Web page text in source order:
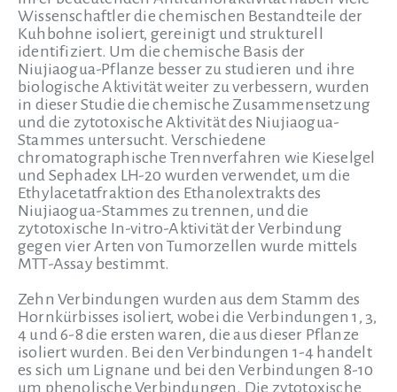
Wissenschaftler die chemischen Bestandteile der
Kuhbohne isoliert, gereinigt und strukturell
identifiziert. Um die chemische Basis der
Niujiaogua-Pflanze besser zu studieren und ihre
biologische Aktivität weiter zu verbessern, wurden
in dieser Studie die chemische Zusammensetzung
und die zytotoxische Aktivität des Niujiaogua-
Stammes untersucht. Verschiedene
chromatographische Trennverfahren wie Kieselgel
und Sephadex LH-20 wurden verwendet, um die
Ethylacetatfraktion des Ethanolextrakts des
Niujiaogua-Stammes zu trennen, und die
zytotoxische In-vitro-Aktivität der Verbindung
gegen vier Arten von Tumorzellen wurde mittels
MTT-Assay bestimmt.
Zehn Verbindungen wurden aus dem Stamm des
Hornkürbisses isoliert, wobei die Verbindungen 1, 3,
4 und 6-8 die ersten waren, die aus dieser Pflanze
isoliert wurden. Bei den Verbindungen 1-4 handelt
es sich um Lignane und bei den Verbindungen 8-10
um phenolische Verbindungen. Die zytotoxische